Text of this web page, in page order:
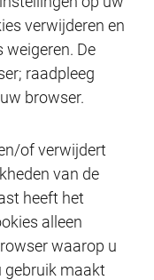
verwijderen en
weigeren. De
raadpleeg
browser.
of verwijdert
van de
heeft het
alleen
waarop u
gebruik maakt